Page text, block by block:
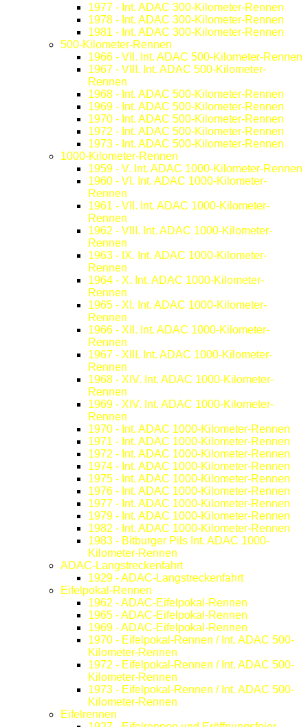
1977 - Int. ADAC 300-Kilometer-Rennen
1978 - Int. ADAC 300-Kilometer-Rennen
1981 - Int. ADAC 300-Kilometer-Rennen
500-Kilometer-Rennen
1966 - VII. Int. ADAC 500-Kilometer-Rennen
1967 - VIII. Int. ADAC 500-Kilometer-
Rennen
1968 - Int. ADAC 500-Kilometer-Rennen
1969 - Int. ADAC 500-Kilometer-Rennen
1970 - Int. ADAC 500-Kilometer-Rennen
1972 - Int. ADAC 500-Kilometer-Rennen
1973 - Int. ADAC 500-Kilometer-Rennen
1000-Kilometer-Rennen
1959 - V. Int. ADAC 1000-Kilometer-Rennen
1960 - VI. Int. ADAC 1000-Kilometer-
Rennen
1961 - VII. Int. ADAC 1000-Kilometer-
Rennen
1962 - VIII. Int. ADAC 1000-Kilometer-
Rennen
1963 - IX. Int. ADAC 1000-Kilometer-
Rennen
1964 - X. Int. ADAC 1000-Kilometer-
Rennen
1965 - XI. Int. ADAC 1000-Kilometer-
Rennen
1966 - XII. Int. ADAC 1000-Kilometer-
Rennen
1967 - XIII. Int. ADAC 1000-Kilometer-
Rennen
1968 - XIV. Int. ADAC 1000-Kilometer-
Rennen
1969 - XIV. Int. ADAC 1000-Kilometer-
Rennen
1970 - Int. ADAC 1000-Kilometer-Rennen
1971 - Int. ADAC 1000-Kilometer-Rennen
1972 - Int. ADAC 1000-Kilometer-Rennen
1974 - Int. ADAC 1000-Kilometer-Rennen
1975 - Int. ADAC 1000-Kilometer-Rennen
1976 - Int. ADAC 1000-Kilometer-Rennen
1977 - Int. ADAC 1000-Kilometer-Rennen
1979 - Int. ADAC 1000-Kilometer-Rennen
1982 - Int. ADAC 1000-Kilometer-Rennen
1983 - Bitburger Pils Int. ADAC 1000-
Kilometer-Rennen
ADAC-Langstreckenfahrt
1929 - ADAC-Langstreckenfahrt
Eifelpokal-Rennen
1962 - ADAC-Eifelpokal-Rennen
1965 - ADAC-Eifelpokal-Rennen
1969 - ADAC-Eifelpokal-Rennen
1970 - Eifelpokal-Rennen / Int. ADAC 500-
Kilometer-Rennen
1972 - Eifelpokal-Rennen / Int. ADAC 500-
Kilometer-Rennen
1973 - Eifelpokal-Rennen / Int. ADAC 500-
Kilometer-Rennen
Eifelrennen